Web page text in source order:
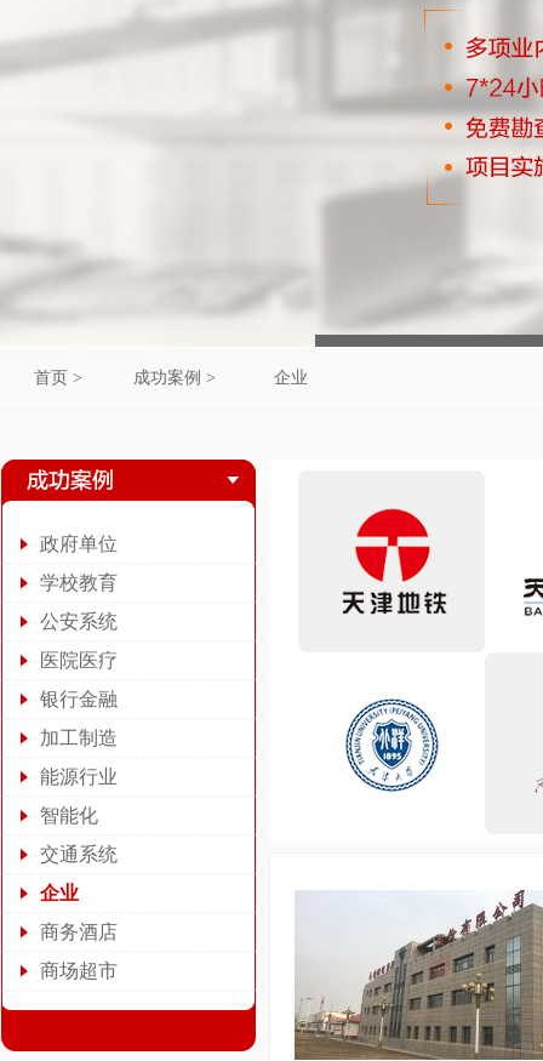
首页 > 成功案例 > 企业
政府单位
学校教育
公安系统
医院医疗
银行金融
加工制造
能源行业
智能化
交通系统
企业
商务酒店
商场超市